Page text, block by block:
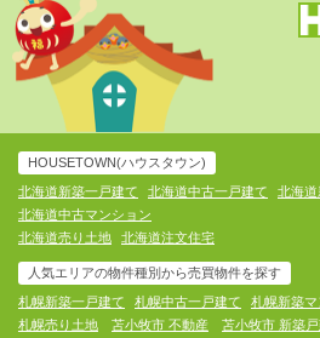
HOUSETOWN(ハウスタウン)
北海道新築一戸建て
北海道中古一戸建て
北海道
北海道中古マンション
北海道売り土地
北海道注文住宅
人気エリアの物件種別から売買物件を探す
札幌新築一戸建て
札幌中古一戸建て 札幌新築マ
札幌売り土地
苫小牧市 不動産 苫小牧市 新築戸